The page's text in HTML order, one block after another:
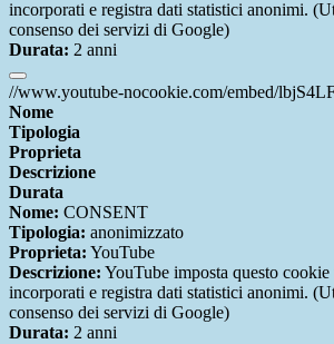
incorporati e registra dati statistici anonimi.
consenso dei servizi di Google)
Durata: 2 anni
//www.youtube-nocookie.com/embed/
Nome
Tipologia
Proprieta
Descrizione
Durata
Nome: CONSENT
Tipologia: anonimizzato
Proprieta: YouTube
Descrizione: YouTube imposta questo
incorporati e registra dati statistici anonimi.
consenso dei servizi di Google)
Durata: 2 anni